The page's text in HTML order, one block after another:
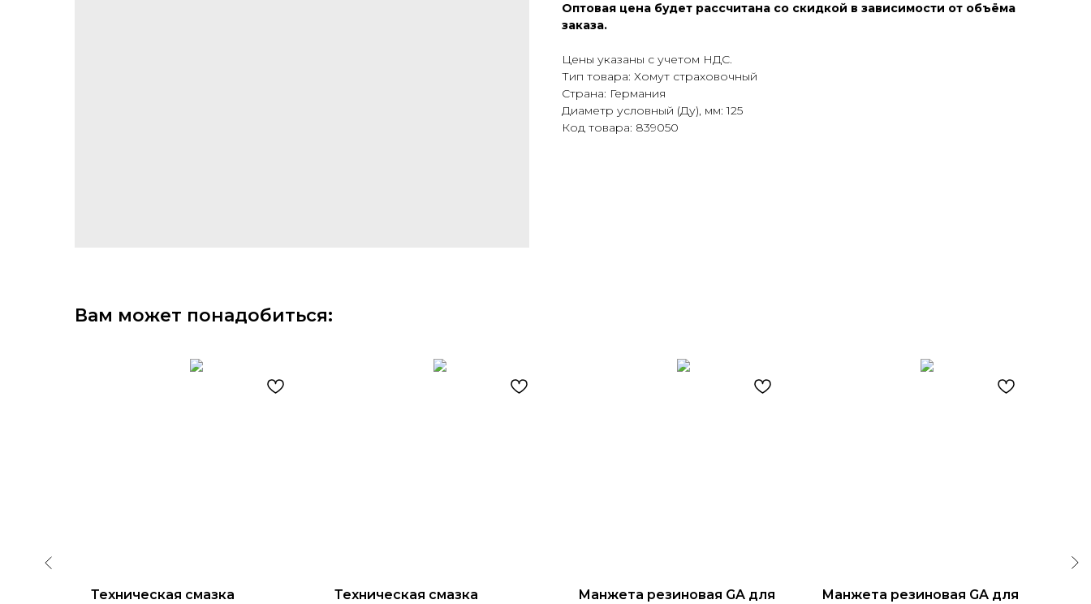
Оптовая цена будет рассчитана со скидкой в зависимости от объёма
заказа.
Цены указаны с учетом НДС.
Тип товара: Хомут страховочный
Страна: Германия
Диаметр условный (Ду), мм: 125
Код товара: 839050
Вам может понадобиться:
Техническая смазка
Техническая смазка
Манжета резиновая GA для
Манжета резиновая GA для